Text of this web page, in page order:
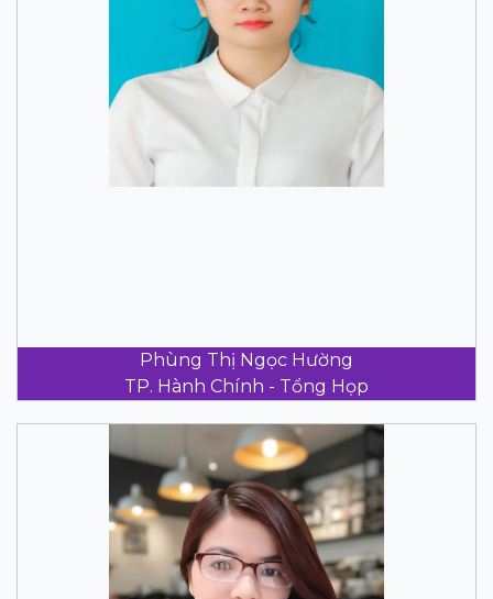
Phùng Thị Ngọc Hường
TP. Hành Chính - Tổng Họp